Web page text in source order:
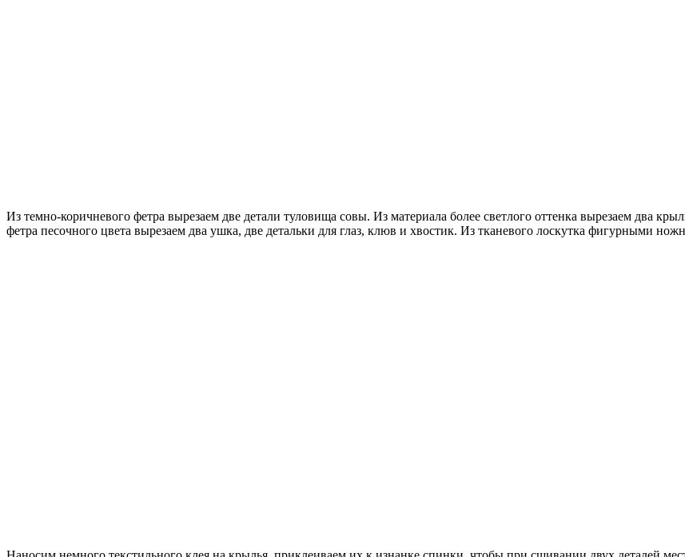
Из темно-коричневого фетра вырезаем две детали туловища совы. Из материала более светлого оттенка вырезаем два
фетра песочного цвета вырезаем два ушка, две детальки для глаз, клюв и хвостик. Из тканевого лоскутка фигурными